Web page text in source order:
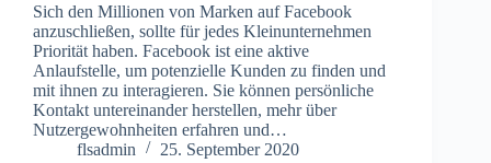
Sich den Millionen von Marken auf Facebook
anzuschließen, sollte für jedes Kleinunternehmen
Priorität haben. Facebook ist eine aktive
Anlaufstelle, um potenzielle Kunden zu finden und
mit ihnen zu interagieren. Sie können persönliche
Kontakt untereinander herstellen, mehr über
Nutzergewohnheiten erfahren und…
flsadmin
25. September 2020